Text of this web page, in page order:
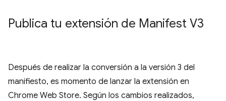
Publica tu extensión de Manifest V3
Después de realizar la conversión a la versión 3 del
manifiesto, es momento de lanzar la extensión en
Chrome Web Store. Según los cambios realizados,